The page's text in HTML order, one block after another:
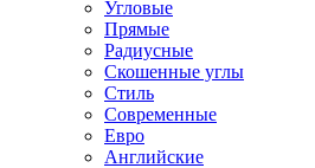
Угловые
Прямые
Радиусные
Скошенные углы
Стиль
Современные
Евро
Английские